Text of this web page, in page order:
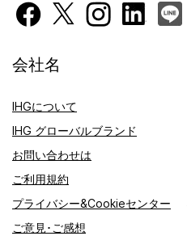
会社名
IHGについて
IHG グローバルブランド
お問い合わせは
ご利用規約
プライバシー&Cookieセンター
ご意見･ご感想